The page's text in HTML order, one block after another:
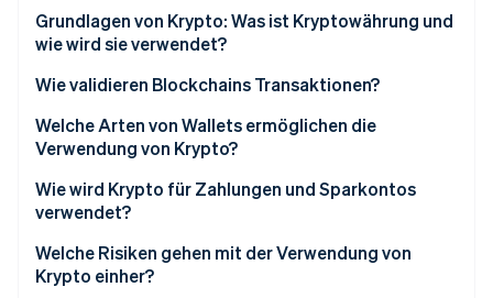
Online-Identitätsprüfung
Stripe-Sessions 2026
Jetzt ansehen
Grundlagen von Krypto: Was ist Kryptowährung und
wie wird sie verwendet?
Wie validieren Blockchains Transaktionen?
Proof of Work (PoW)
Proof of Stake (POS)
Welche Arten von Wallets ermöglichen die
Verwendung von Krypto?
Hardware-Wallets
Depot-Wallets
Wie wird Krypto für Zahlungen und Sparkontos
verwendet?
Welche Risiken gehen mit der Verwendung von
Krypto einher?